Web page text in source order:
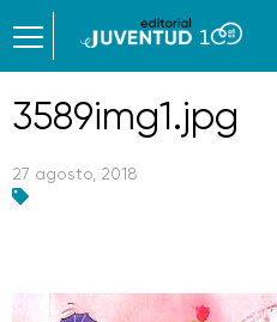
3589img1.jpg
27 agosto, 2018